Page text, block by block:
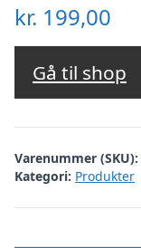
kr. 199,00
Gå til shop
Varenummer (SKU):
Kategori: Produkter